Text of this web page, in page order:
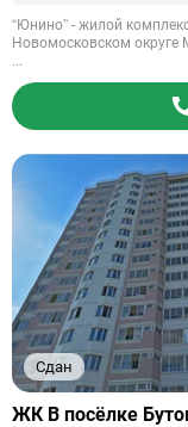
“Юнино” - жилой
Новомосковском округе
...
Сдан
Ссылка
ЖК В посёлке